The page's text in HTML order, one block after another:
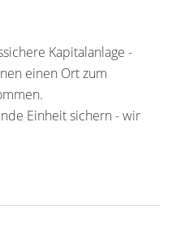
Kapitalanlage -
einen Ort zum
Einheit sichern - wir